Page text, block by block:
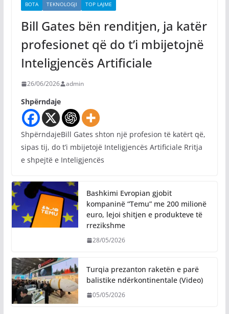
BOTA TEKNOLOGJI TOP LAJME
Bill Gates bën renditjen, ja katër
profesionet që do t’i mbijetojnë
Inteligjencës Artificiale
26/06/2026 admin
Shpërndaje
ShpërndajeBill Gates shton një profesion të katërt që,
sipas tij, do t’i mbijetojë Inteligjencës Artificiale Rritja
e shpejtë e Inteligjencës
Bashkimi Evropian gjobit
kompaninë “Temu” me 200 milionë
euro, lejoi shitjen e produkteve të
rrezikshme
28/05/2026
Turqia prezanton raketën e parë
balistike ndërkontinentale (Video)
05/05/2026